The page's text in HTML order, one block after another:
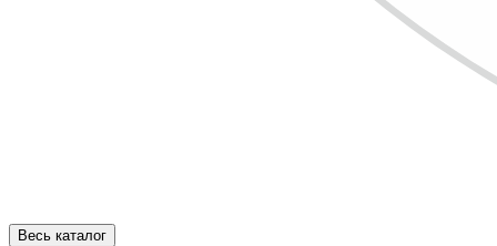
Весь каталог